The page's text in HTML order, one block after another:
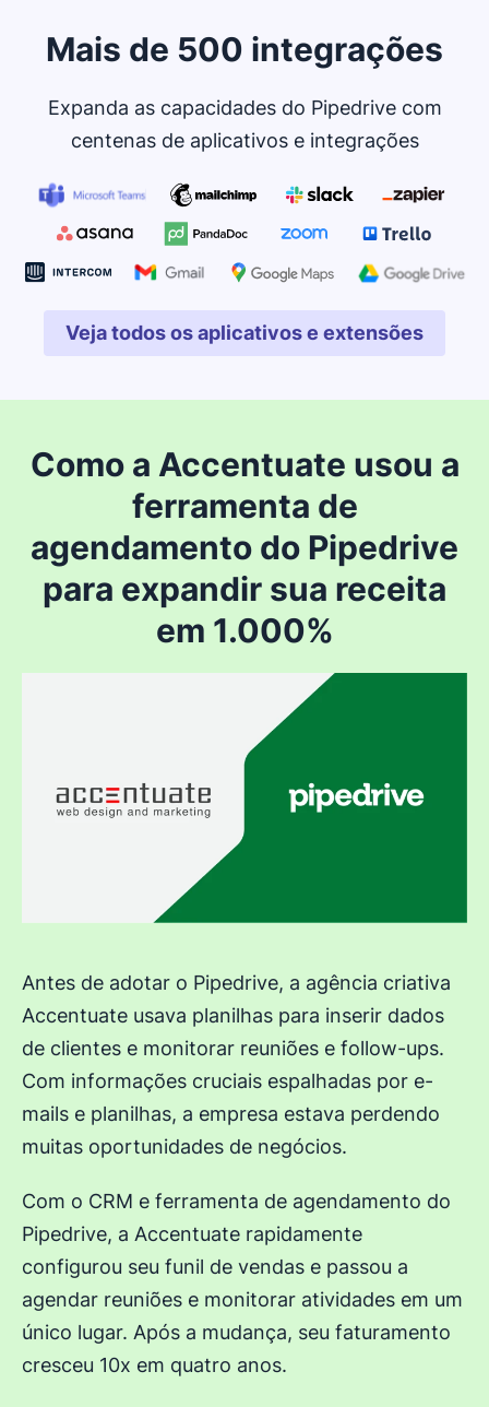
Mais de 500 integrações
Expanda as capacidades do Pipedrive com
centenas de aplicativos e integrações
Veja todos os aplicativos e extensões
Abre em uma nova janela
Como a Accentuate usou a
ferramenta de
agendamento do Pipedrive
para expandir sua receita
em 1.000%
Antes de adotar o Pipedrive, a agência criativa
Accentuate usava planilhas para inserir dados
de clientes e monitorar reuniões e follow-ups.
Com informações cruciais espalhadas por e-
mails e planilhas, a empresa estava perdendo
muitas oportunidades de negócios.
Com o CRM e ferramenta de agendamento do
Pipedrive, a Accentuate rapidamente
configurou seu funil de vendas e passou a
agendar reuniões e monitorar atividades em um
único lugar. Após a mudança, seu faturamento
cresceu 10x em quatro anos.